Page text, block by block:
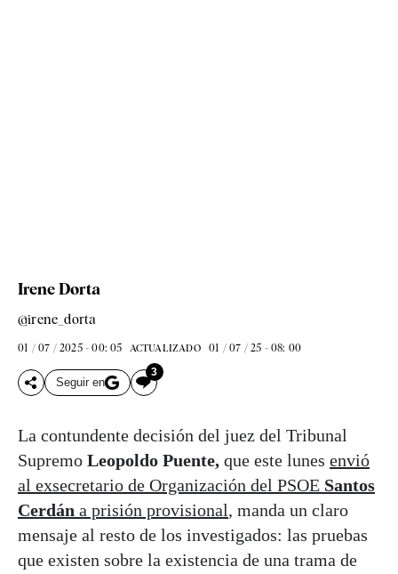
Irene Dorta
@irene_dorta
01 / 07 / 2025 - 00: 05 ACTUALIZADO 01 / 07 / 25 - 08: 00
Seguir en
3
La contundente decisión del juez del Tribunal
Supremo Leopoldo Puente, que este lunes envió
al exsecretario de Organización del PSOE Santos
Cerdán a prisión provisional, manda un claro
mensaje al resto de los investigados: las pruebas
que existen sobre la existencia de una trama de